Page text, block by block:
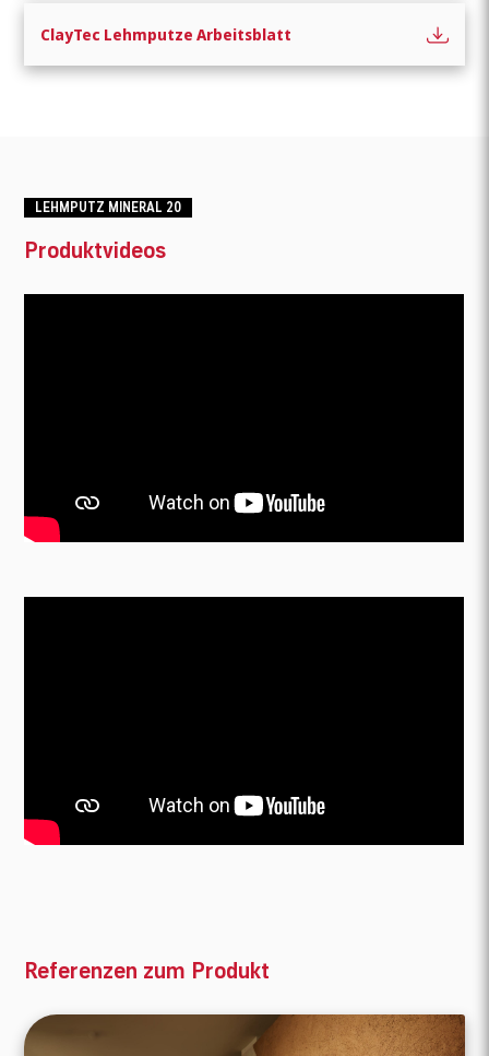
ClayTec Lehmputze Arbeitsblatt
LEHMPUTZ MINERAL 20
Produktvideos
Referenzen zum Produkt